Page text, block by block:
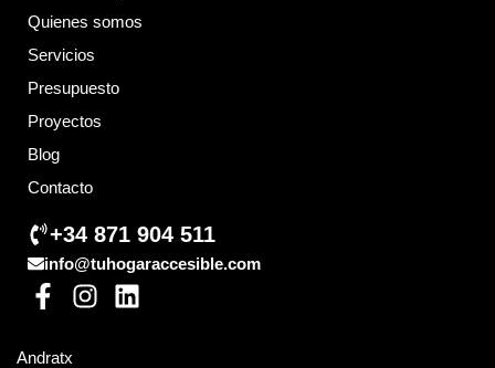
Quienes somos
Servicios
Presupuesto
Proyectos
Blog
Contacto
Andratx
+34 871 904 511
info@tuhogaraccesible.com
F
a
c
I
n
L
i